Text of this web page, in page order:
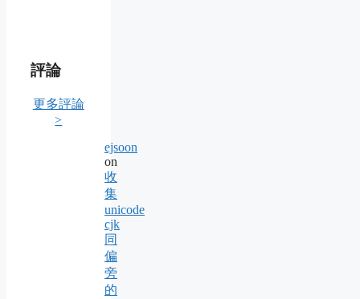
評論
更多評論
>
ejsoon
on
收
集
unicode
cjk
同
偏
旁
的